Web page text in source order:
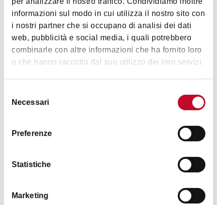
informazioni sul modo in cui utilizza il nostro sito con
i nostri partner che si occupano di analisi dei dati
web, pubblicità e social media, i quali potrebbero
combinarle con altre informazioni che ha fornito loro
o che hanno raccolto dal suo utilizzo dei loro servizi.
delNecessari
Preferenze
Statistiche
Marketing